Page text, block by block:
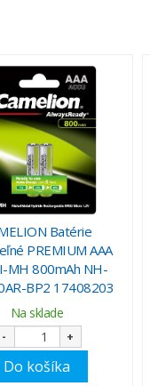
Batérie
PREMIUM AAA
MH 800mAh NH-
BP2 17408203
Na sklade
- +
Do košíka